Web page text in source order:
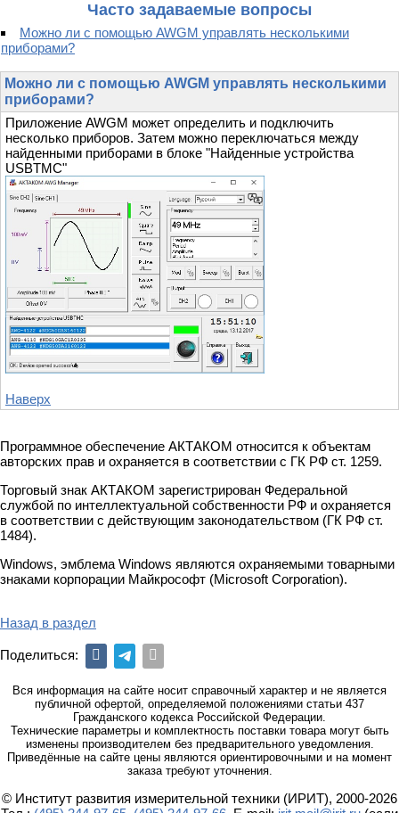
Часто задаваемые вопросы
Можно ли с помощью AWGM управлять несколькими
приборами?
Можно ли с помощью AWGM управлять несколькими
приборами?
Приложение AWGM может определить и подключить
несколько приборов. Затем можно переключаться между
найденными приборами в блоке "Найденные устройства
USBTMC"
Наверх
Программное обеспечение АКТАКОМ относится к объектам
авторских прав и охраняется в соответствии с ГК РФ ст. 1259.
Торговый знак АКТАКОМ зарегистрирован Федеральной
службой по интеллектуальной собственности РФ и охраняется
в соответствии с действующим законодательством (ГК РФ ст.
1484).
Windows, эмблема Windows являются охраняемыми товарными
знаками корпорации Майкрософт (Microsoft Corporation).
Назад в раздел
Поделиться:
Вся информация на сайте носит справочный характер и не является
публичной офертой, определяемой положениями статьи 437
Гражданского кодекса Российской Федерации.
Технические параметры и комплектность поставки товара могут быть
изменены производителем без предварительного уведомления.
Приведённые на сайте цены являются ориентировочными и на момент
заказа требуют уточнения.
© Институт развития измерительной техники (ИРИТ), 2000-2026